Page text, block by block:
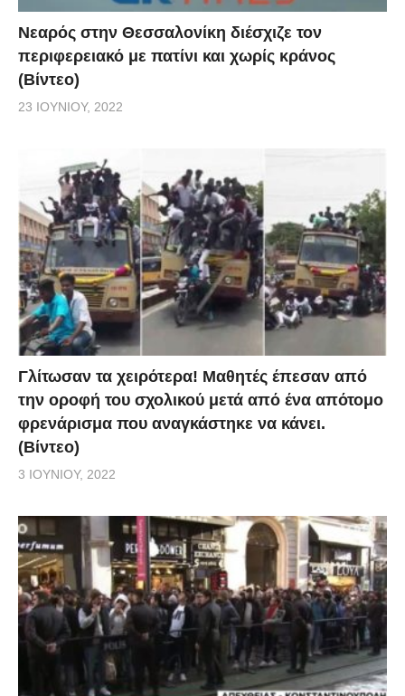
Νεαρός στην Θεσσαλονίκη διέσχιζε τον
περιφερειακό με πατίνι και χωρίς κράνος
(Βίντεο)
23 ΙΟΥΝΊΟΥ, 2022
Γλίτωσαν τα χειρότερα! Μαθητές έπεσαν από
την οροφή του σχολικού μετά από ένα απότομο
φρενάρισμα που αναγκάστηκε να κάνει.
(Βίντεο)
3 ΙΟΥΝΊΟΥ, 2022